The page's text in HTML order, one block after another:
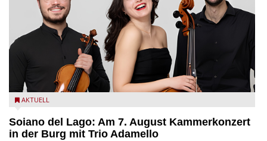
Trio Adamello
AKTUELL
Soiano del Lago: Am 7. August Kammerkonzert
in der Burg mit Trio Adamello